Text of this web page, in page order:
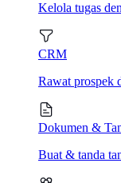
Kelola tugas
CRM
Rawat prospek
Dokumen &
Buat & tanda